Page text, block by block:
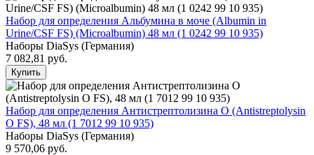
Набор для определения Альбумина в моче (Albumin in
Urine/CSF FS) (Microalbumin) 48 мл (1 0242 99 10 935)
Наборы DiaSys (Германия)
7 082,81 руб.
Купить
Набор для определения Антистрептолизина О (Antistreptolysin
O FS), 48 мл (1 7012 99 10 935)
Наборы DiaSys (Германия)
9 570,06 руб.